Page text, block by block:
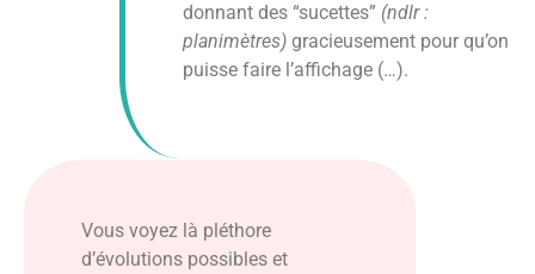
donnant des “sucettes” (ndlr :
planimètres) gracieusement pour qu’on
puisse faire l’affichage (…).
Vous voyez là pléthore
d’évolutions possibles et